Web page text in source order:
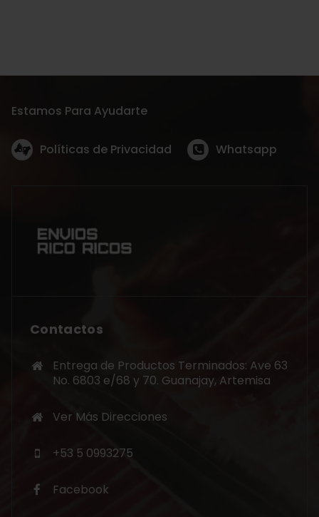
Estamos Para Ayudarte
Políticas de Privacidad Whatsapp
Contactos
Entrega de Productos Terminados: Ave 63
No. 6803 e/68 y 70. Guanajay, Artemisa
Ver Más Direcciones
+53 5 0993275
Facebook